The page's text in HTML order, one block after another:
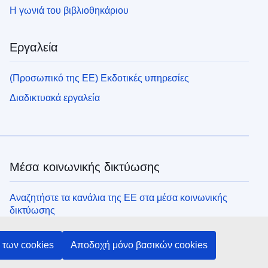
cookies Αποδοχή μόνο βασικών cookies
Η γωνιά του βιβλιοθηκάριου
Εργαλεία
(Προσωπικό της ΕΕ) Εκδοτικές υπηρεσίες
Διαδικτυακά εργαλεία
Μέσα κοινωνικής δικτύωσης
Αναζητήστε τα κανάλια της ΕΕ στα μέσα κοινωνικής
δικτύωσης
Θεσμικά όργανα και οργανισμοί της ΕΕ